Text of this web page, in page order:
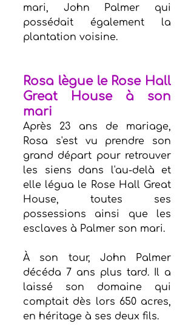
mari, John Palmer qui
possédait également la
plantation voisine.
Rosa lègue le Rose Hall
Great House à son
mari
Après 23 ans de mariage,
Rosa s'est vu prendre son
grand départ pour retrouver
les siens dans l'au-delà et
elle légua le Rose Hall Great
House, toutes ses
possessions ainsi que les
esclaves à Palmer son mari.
À son tour, John Palmer
décéda 7 ans plus tard. Il a
laissé son domaine qui
comptait dès lors 650 acres,
en héritage à ses deux fils.